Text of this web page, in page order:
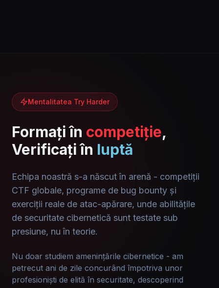
Mentalitatea Try Harder
Formați în competiție,
Verificați în luptă
Echipa noastră s-a născut în arenă - competiții
CTF globale, programe de bug bounty și
exerciții reale de atac-apărare, unde abilitățile
de securitate cibernetică sunt testate sub
presiune, nu în teorie.
Nu doar studiem amenințările cibernetice - am
petrecut ani de zile concurând împotriva unor
profesioniști de elită în securitate, descoperind